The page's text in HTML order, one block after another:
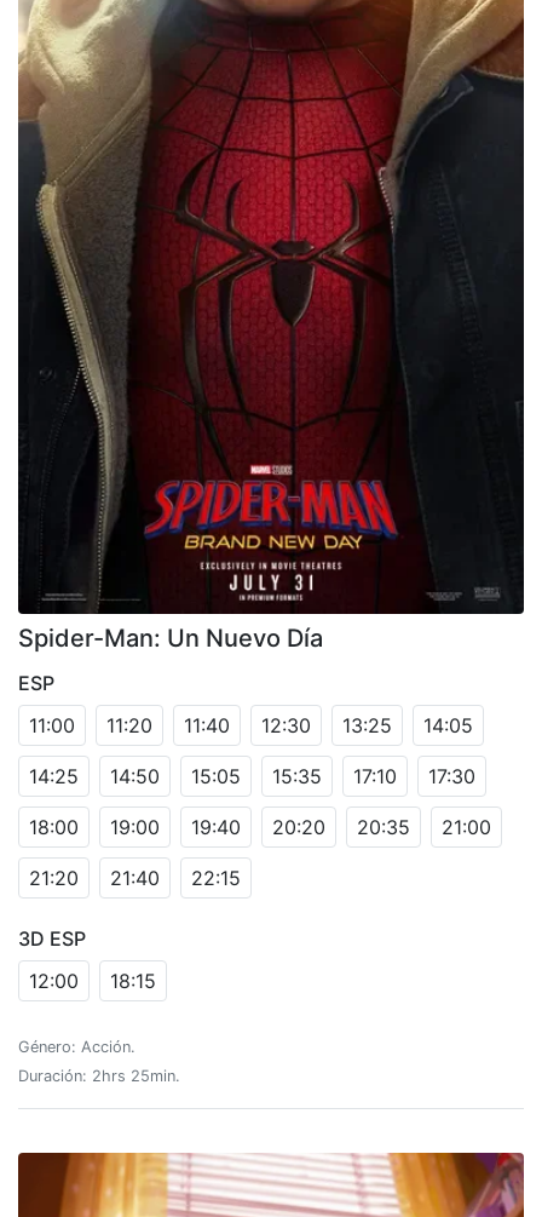
Spider-Man: Un Nuevo Día
ESP
11:00
11:20 11:40 12:30 13:25 14:05
14:25 14:50 15:05 15:35 17:10 17:30
18:00 19:00 19:40 20:20 20:35 21:00
21:20 21:40 22:15
3D ESP
12:00
18:15
Género: Acción.
Duración: 2hrs 25min.